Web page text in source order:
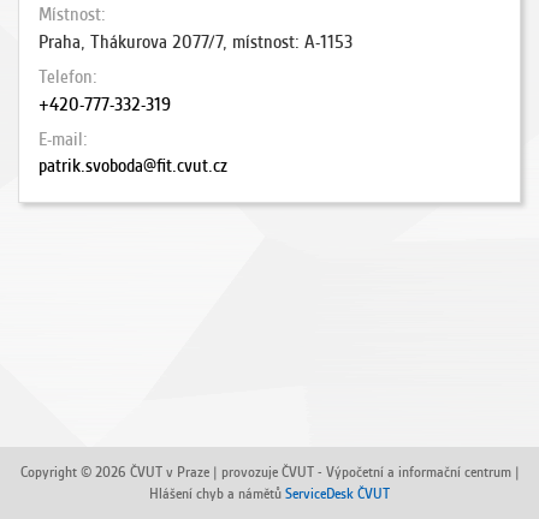
Místnost
Praha, Thákurova 2077/7, místnost: A-1153
Telefon
+420-777-332-319
E-mail
patrik.svoboda@fit.cvut.cz
Copyright © 2026 ČVUT v Praze | provozuje ČVUT - Výpočetní a informační centrum |
Hlášení chyb a námětů ServiceDesk ČVUT